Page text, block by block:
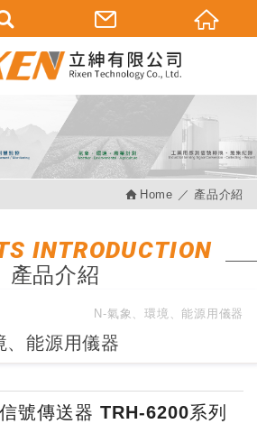
Home 產品介紹
INTRODUCTION
產品介紹
N-氣象、環境、能源用儀器
、能源用儀器
號傳送器 TRH-6200系列
會員登入
加入會員
忘記密碼
訂單查詢
個人資料修改
填寫匯款通知